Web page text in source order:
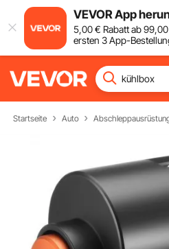
VEVOR App
5,00€ Rabatt ab99,00
ersten 3 App-
Startseite Auto